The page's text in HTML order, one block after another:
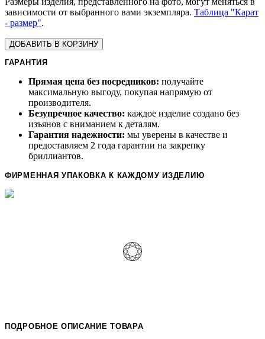
зависимости от выбранного вами экземпляра. Таблица "Карат
- размер".
ДОБАВИТЬ В КОРЗИНУ
ГАРАНТИЯ
Прямая цена без посредников: получайте
максимальную выгоду, покупая напрямую от
производителя.
Безупречное качество: каждое изделие создано без
изъянов с вниманием к деталям.
Гарантия надежности: мы уверены в качестве и
предоставляем 2 года гарантии на закрепку
бриллиантов.
ФИРМЕННАЯ УПАКОВКА К КАЖДОМУ ИЗДЕЛИЮ
ПОДРОБНОЕ ОПИСАНИЕ ТОВАРА